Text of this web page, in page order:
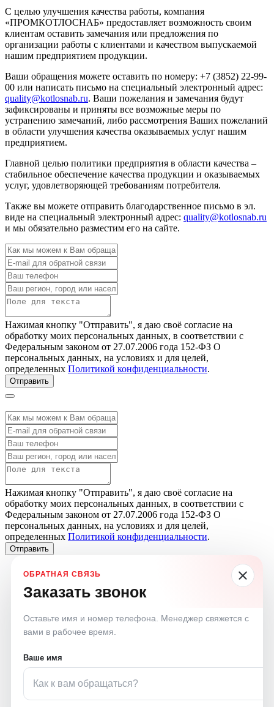
С целью улучшения качества работы, компания
«ПРОМКОТЛОСНАБ» предоставляет возможность своим
клиентам оставить замечания или предложения по
организации работы с клиентами и качеством выпускаемой
нашим предприятием продукции.
Ваши обращения можете оставить по номеру: +7 (3852) 22-99-
00 или написать письмо на специальный электронный адрес:
quality@kotlosnab.ru. Ваши пожелания и замечания будут
зафиксированы и приняты все возможные меры по
устранению замечаний, либо рассмотрения Ваших пожеланий
в области улучшения качества оказываемых услуг нашим
предприятием.
Главной целью политики предприятия в области качества –
стабильное обеспечение качества продукции и оказываемых
услуг, удовлетворяющей требованиям потребителя.
Также вы можете отправить благодарственное письмо в эл.
виде на специальный электронный адрес: quality@kotlosnab.ru
и мы обязательно разместим его на сайте.
Нажимая кнопку "Отправить", я даю своё согласие на
обработку моих персональных данных, в соответствии с
Федеральным законом от 27.07.2006 года 152-ФЗ О
персональных данных, на условиях и для целей,
определенных Политикой конфиденциальности.
Отправить
Нажимая кнопку "Отправить", я даю своё согласие на
обработку моих персональных данных, в соответствии с
Федеральным законом от 27.07.2006 года 152-ФЗ О
персональных данных, на условиях и для целей,
определенных Политикой конфиденциальности.
Отправить
Заказать звонок
Оставьте имя и номер телефона. Менеджер свяжется с
вами в рабочее время.
Ваше имя